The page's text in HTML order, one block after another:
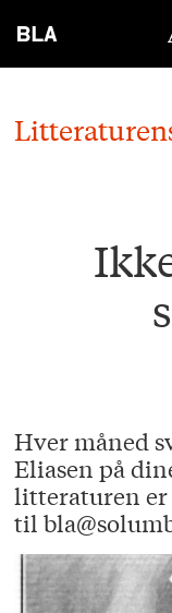
Hver måned
Eliasen på
litteraturen er
til